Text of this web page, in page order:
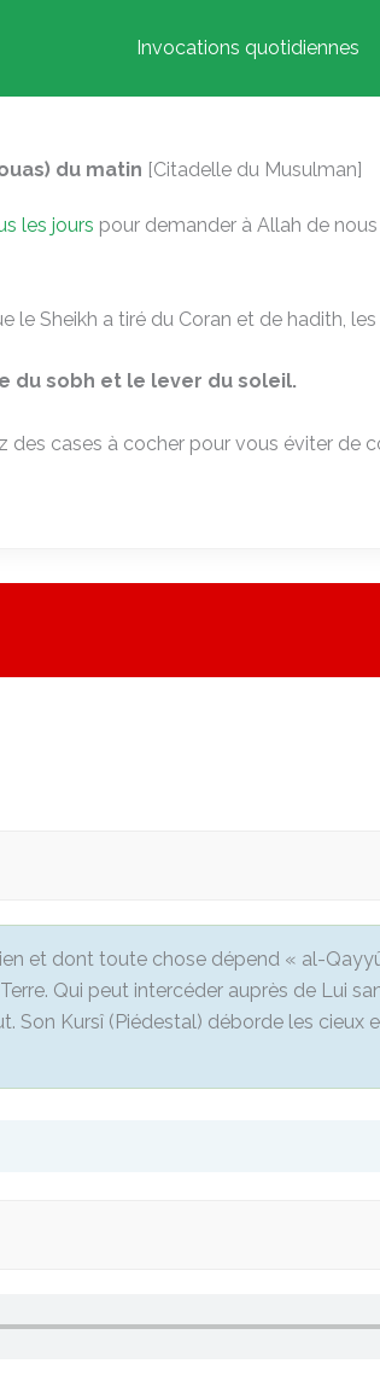
Invocations quotidiennes
du matin [Citadelle du Musulman]
les jours pour demander à Allah de
Sheikh a tiré du Coran et de hadith,
du sobh et le lever du soleil.
des cases à cocher pour vous éviter de
et dont toute chose dépend « al-
Qui peut intercéder auprès de Lui
Son Kursî (Piédestal) déborde les